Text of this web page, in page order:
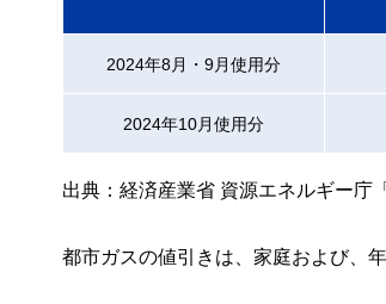
2024年8月・9月使用分
2024年10月使用分
出典：経済産業省 資源エネルギー庁
都市ガスの値引きは、家庭および、